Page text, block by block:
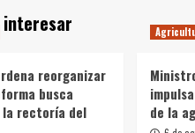
interesar
reorganizar
busca
rectoría del
de la